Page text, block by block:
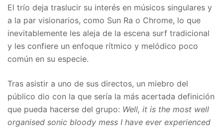
El trío deja traslucir su interés en músicos singulares y
a la par visionarios, como Sun Ra o Chrome, lo que
inevitablemente les aleja de la escena surf tradicional
y les confiere un enfoque rítmico y melódico poco
común en su especie.
Tras asistir a uno de sus directos, un miebro del
público dio con la que sería la más acertada definición
que pueda hacerse del grupo: Well, it is the most well
organised sonic bloody mess I have ever experienced